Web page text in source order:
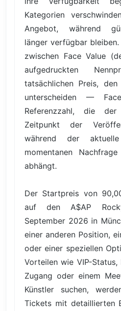
Kategorien
Angebot, während
länger verfügbar
zwischen Face Value
aufgedruckten
tatsächlichen Preis,
unterscheiden —
Referenzzahl, die
Zeitpunkt der
während der
momentanen
abhängt.
Der Startpreis von
auf den A$AP
September 2026 in
einer anderen Position,
oder einer speziellen
Vorteilen wie VIP-
Zugang oder einem
Künstler suchen,
Tickets mit detaillierten